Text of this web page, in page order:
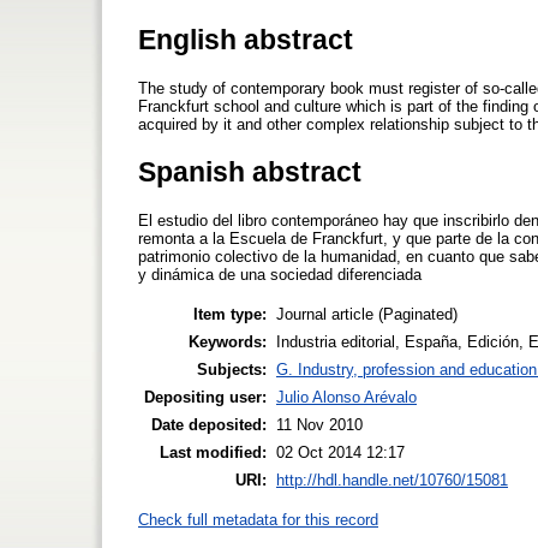
English abstract
The study of contemporary book must register of so-
Franckfurt school and culture which is part of the
acquired by it and other complex relationship subject to
Spanish abstract
El estudio del libro contemporáneo hay que inscribirlo
remonta a la Escuela de Franckfurt, y que parte de la
patrimonio colectivo de la humanidad, en cuanto que
y dinámica de una sociedad diferenciada
Item type: Journal article (Paginated)
Keywords:
Industria editorial, España, Edición,
Subjects: G. Industry, profession and
Depositing user: Julio Alonso Arévalo
Date deposited:
11 Nov 2010
Last modified: 02 Oct 2014 12:17
URI:
http://hdl.handle.net/10760/15081
Check full metadata for this record